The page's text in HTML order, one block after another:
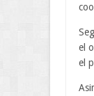
el
el